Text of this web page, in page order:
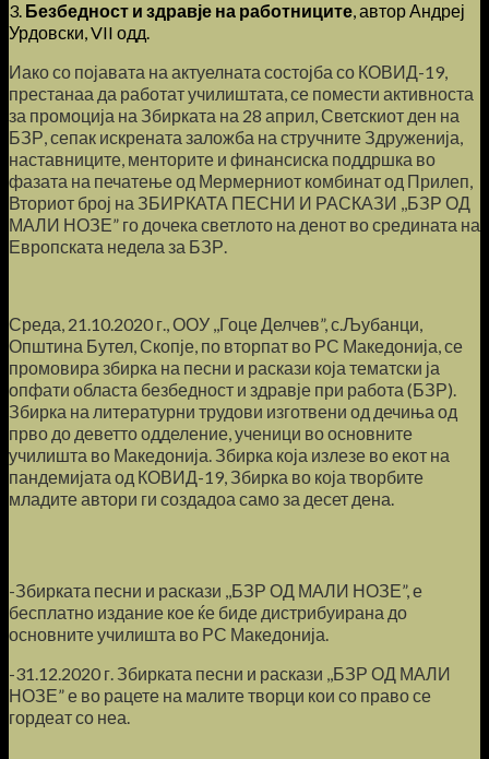
3. Безбедност и здравје на работниците, автор Андреј
Урдовски, VII одд.
Иако со појавата на актуелната состојба со КОВИД-19,
престанаа да работат училиштата, се помести активноста
за промоција на Збирката на 28 април, Светскиот ден на
БЗР, сепак искрената заложба на стручните Здруженија,
наставниците, менторите и финансиска поддршка во
фазата на печатење од Мермерниот комбинат од Прилеп,
Вториот број на ЗБИРКАТА ПЕСНИ И РАСКАЗИ ,,БЗР ОД
МАЛИ НОЗЕ” го дочека светлото на денот во средината на
Европската недела за БЗР.
Среда, 21.10.2020 г., ООУ ,,Гоце Делчев”, с.Љубанци,
Општина Бутел, Скопје, по вторпат во РС Македонија, се
промовира збирка на песни и раскази која тематски ја
опфати областа безбедност и здравје при работа (БЗР).
Збирка на литературни трудови изготвени од дечиња од
прво до деветто одделение, ученици во основните
училишта во Македонија. Збирка која излезе во екот на
пандемијата од КОВИД-19, Збирка во која творбите
младите автори ги создадоа само за десет дена.
-Збирката песни и раскази ,,БЗР ОД МАЛИ НОЗЕ”, е
бесплатно издание кое ќе биде дистрибуирана до
основните училишта во РС Македонија.
-31.12.2020 г. Збирката песни и раскази ,,БЗР ОД МАЛИ
НОЗЕ” е во рацете на малите творци кои со право се
гордеат со неа.